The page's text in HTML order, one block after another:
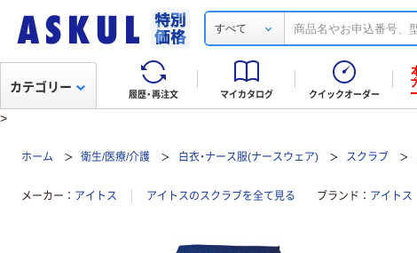
すべて
履歴・再注文 マイカタログ クイックオーダー
カテゴリー
>
ホーム 衛生/医療/介護 白衣・ナース服(ナースウェア) スクラブ
メーカー アイトス アイトスのスクラブを全て見る ブランド アイトス